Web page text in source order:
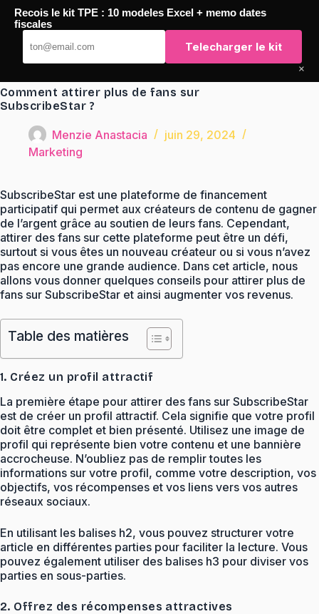
Passer
contenu
TaqTaq
Comment attirer plus de fans sur
SubscribeStar ?
Menzie Anastacia
juin 29, 2024
Marketing
SubscribeStar est une plateforme de financement
participatif qui permet aux créateurs de contenu de gagner
de l’argent grâce au soutien de leurs fans. Cependant,
attirer des fans sur cette plateforme peut être un défi,
surtout si vous êtes un nouveau créateur ou si vous n’avez
pas encore une grande audience. Dans cet article, nous
allons vous donner quelques conseils pour attirer plus de
fans sur SubscribeStar et ainsi augmenter vos revenus.
Table des matières
1. Créez un profil attractif
La première étape pour attirer des fans sur SubscribeStar
est de créer un profil attractif. Cela signifie que votre profil
doit être complet et bien présenté. Utilisez une image de
profil qui représente bien votre contenu et une bannière
accrocheuse. N’oubliez pas de remplir toutes les
informations sur votre profil, comme votre description, vos
objectifs, vos récompenses et vos liens vers vos autres
réseaux sociaux.
En utilisant les balises h2, vous pouvez structurer votre
article en différentes parties pour faciliter la lecture. Vous
pouvez également utiliser des balises h3 pour diviser vos
parties en sous-parties.
2. Offrez des récompenses attractives
Recois le kit TPE : 10 modeles Excel + memo dates
fiscales
Telecharger le kit
×